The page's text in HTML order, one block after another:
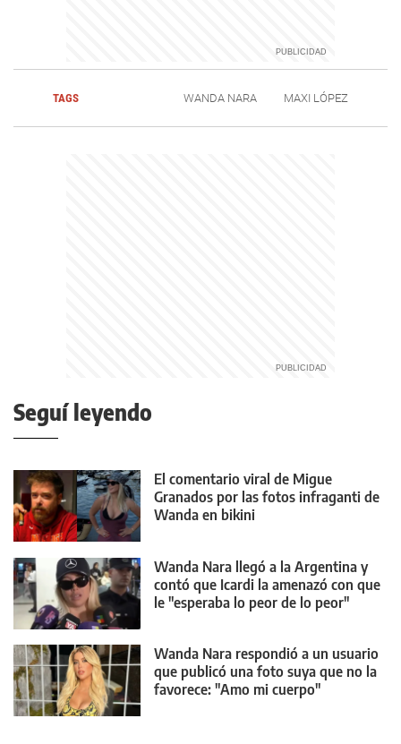
TAGS WANDA NARA MAXI LÓPEZ
Seguí leyendo
El comentario viral de Migue
Granados por las fotos infraganti de
Wanda en bikini
Wanda Nara llegó a la Argentina y
contó que Icardi la amenazó con que
le "esperaba lo peor de lo peor"
Wanda Nara respondió a un usuario
que publicó una foto suya que no la
favorece: "Amo mi cuerpo"